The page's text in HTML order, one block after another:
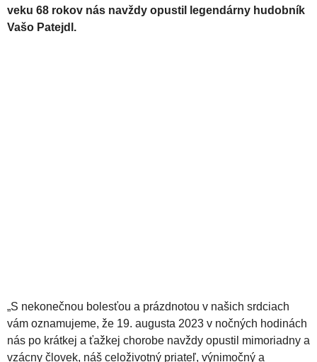
veku 68 rokov nás navždy opustil legendárny hudobník
Vašo Patejdl.
„S nekonečnou bolesťou a prázdnotou v našich srdciach
vám oznamujeme, že 19. augusta 2023 v nočných hodinách
nás po krátkej a ťažkej chorobe navždy opustil mimoriadny a
vzácny človek, náš celoživotný priateľ, výnimočný a